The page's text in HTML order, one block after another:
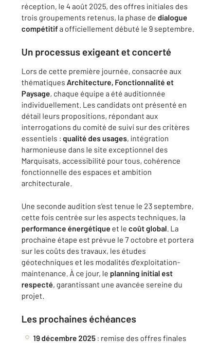
réception, le 4 août 2025, des offres initiales des
trois groupements retenus, la phase de dialogue
compétitifa officiellement débuté le 9 septembre.
Un processus exigeant et concerté
Lors de cette première journée, consacrée aux
thématiques Architecture, Fonctionnalité et
Paysage, chaque équipe a été auditionnée
individuellement. Les candidats ont présenté en
détail leurs propositions, répondant aux
interrogations du comité de suivi sur des critères
essentiels : qualité des usages, intégration
harmonieuse dans le site exceptionnel des
Marquisats, accessibilité pour tous, cohérence
fonctionnelle des espaces et ambition
architecturale.
Une seconde audition s’est tenue le 23 septembre,
cette fois centrée sur les aspects techniques, la
performance énergétique et le coût global. La
prochaine étape est prévue le 7 octobre et portera
sur les coûts des travaux, les études
géotechniques et les modalités d’exploitation-
maintenance. À ce jour, le planning initial est
respecté, garantissant une avancée sereine du
projet.
Les prochaines échéances
19 décembre 2025 : remise des offres finales